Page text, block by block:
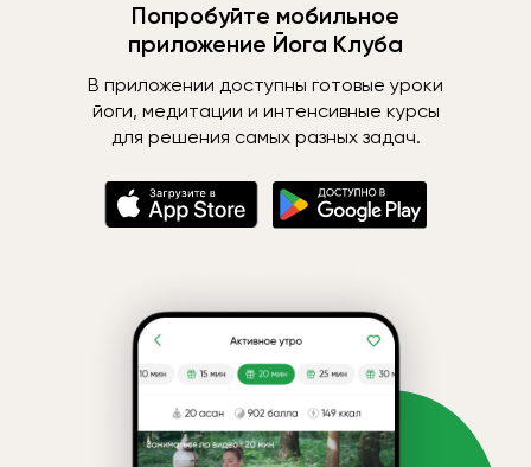
Попробуйте мобильное
приложение Йога Клуба
В приложении доступны готовые уроки
йоги, медитации и интенсивные курсы
для решения самых разных задач.